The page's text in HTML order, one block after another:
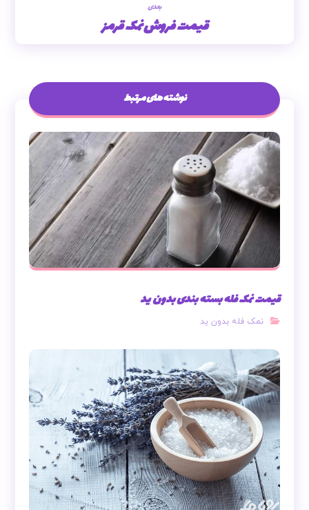
بعدی
قیمت فروش نمک قرمز
نوشته های مرتبط
قیمت نمک فله بسته بندی بدون ید
نمک فله بدون ید